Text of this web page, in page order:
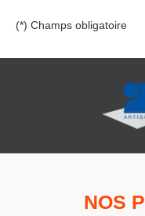
(*) Champs obligatoire
NOS